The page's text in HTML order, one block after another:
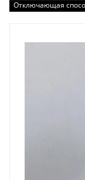
Отключающая